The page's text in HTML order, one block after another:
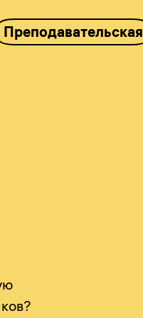
Преподавательская